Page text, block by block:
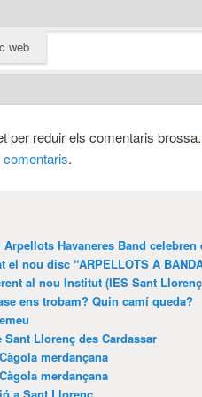
web
per reduir els comentaris brossa.
.
Havaneres Band celebren
el nou disc “ARPELLOTS A
al nou Institut (IES Sant Llorenç
ens trobam? Quin camí queda?
Sant Llorenç des Cardassar
merdançana
merdançana